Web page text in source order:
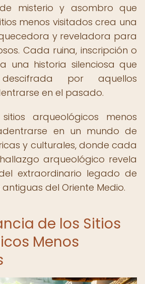
misterio y asombro que
menos visitados crea una
y reveladora para
Cada ruina, inscripción o
una historia silenciosa que
por aquellos
en el pasado.
arqueológicos menos
en un mundo de
y culturales, donde cada
arqueológico revela
extraordinario legado de
del Oriente Medio.
de los Sitios
Menos